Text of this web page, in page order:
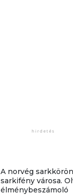
A norvég
sarkifény városa.
élménybeszámoló